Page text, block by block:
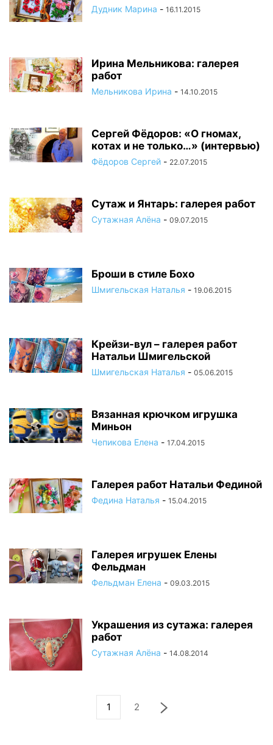
Дудник Марина - 16.11.2015
Ирина Мельникова: галерея
работ
Мельникова Ирина - 14.10.2015
Сергей Фёдоров: «О гномах,
котах и не только…» (интервью)
Фёдоров Сергей - 22.07.2015
Сутаж и Янтарь: галерея работ
Сутажная Алёна - 09.07.2015
Броши в стиле Бохо
Шмигельская Наталья - 19.06.2015
Крейзи-вул – галерея работ
Натальи Шмигельской
Шмигельская Наталья - 05.06.2015
Вязанная крючком игрушка
Миньон
Чепикова Елена - 17.04.2015
Галерея работ Натальи Фединой
Федина Наталья - 15.04.2015
Галерея игрушек Елены
Фельдман
Фельдман Елена - 09.03.2015
Украшения из сутажа: галерея
работ
Сутажная Алёна - 14.08.2014
1 2